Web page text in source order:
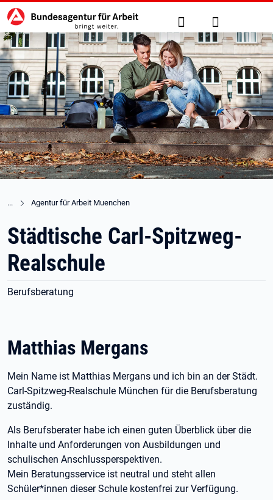
zu den Hauptinhalten springen
Hauptnavigation Suche Anmelden
Agentur für Arbeit Muenchen
Städtische Carl-Spitzweg-
Realschule
Berufsberatung
Matthias Mergans
Mein Name ist Matthias Mergans und ich bin an der Städt.
Carl-Spitzweg-Realschule München für die Berufsberatung
zuständig.
Als Berufsberater habe ich einen guten Überblick über die
Inhalte und Anforderungen von Ausbildungen und
schulischen Anschlussperspektiven.
Mein Beratungsservice ist neutral und steht allen
Schüler*innen dieser Schule kostenfrei zur Verfügung.